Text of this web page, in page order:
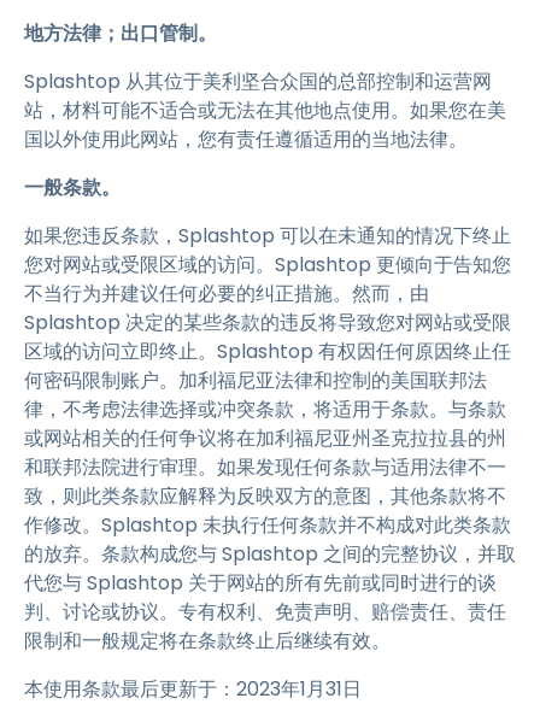
地方法律；出口管制。
Splashtop 从其位于美利坚合众国的总部控制和运营网
站，材料可能不适合或无法在其他地点使用。如果您在美
国以外使用此网站，您有责任遵循适用的当地法律。
一般条款。
如果您违反条款，Splashtop 可以在未通知的情况下终止
您对网站或受限区域的访问。Splashtop 更倾向于告知您
不当行为并建议任何必要的纠正措施。然而，由
Splashtop 决定的某些条款的违反将导致您对网站或受限
区域的访问立即终止。Splashtop 有权因任何原因终止任
何密码限制账户。加利福尼亚法律和控制的美国联邦法
律，不考虑法律选择或冲突条款，将适用于条款。与条款
或网站相关的任何争议将在加利福尼亚州圣克拉拉县的州
和联邦法院进行审理。如果发现任何条款与适用法律不一
致，则此类条款应解释为反映双方的意图，其他条款将不
作修改。Splashtop 未执行任何条款并不构成对此类条款
的放弃。条款构成您与 Splashtop 之间的完整协议，并取
代您与 Splashtop 关于网站的所有先前或同时进行的谈
判、讨论或协议。专有权利、免责声明、赔偿责任、责任
限制和一般规定将在条款终止后继续有效。
本使用条款最后更新于：2023年1月31日